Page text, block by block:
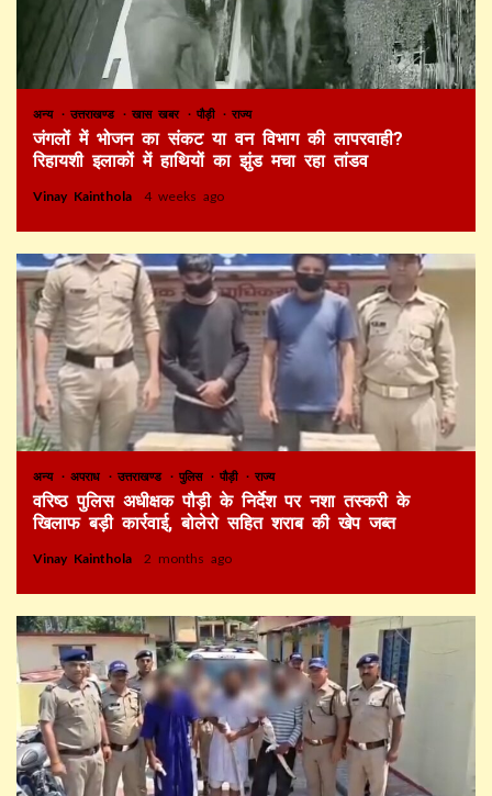
अन्य उत्तराखण्ड खास खबर पौड़ी राज्य
जंगलों में भोजन का संकट या वन विभाग की लापरवाही?
रिहायशी इलाकों में हाथियों का झुंड मचा रहा तांडव
Vinay Kainthola 4 weeks ago
अन्य अपराध उत्तराखण्ड पुलिस पौड़ी राज्य
वरिष्ठ पुलिस अधीक्षक पौड़ी के निर्देश पर नशा तस्करी के
खिलाफ बड़ी कार्रवाई, बोलेरो सहित शराब की खेप जब्त
Vinay Kainthola 2 months ago